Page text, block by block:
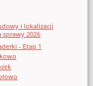
i lokalizacji
sprawy 2026
- Etap 1